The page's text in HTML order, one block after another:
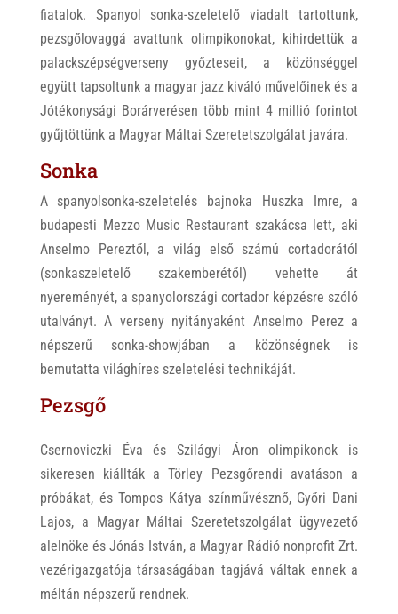
fiatalok. Spanyol sonka-szeletelő viadalt tartottunk,
pezsgőlovaggá avattunk olimpikonokat, kihirdettük a
palackszépségverseny győzteseit, a közönséggel
együtt tapsoltunk a magyar jazz kiváló művelőinek és a
Jótékonysági Borárverésen több mint 4 millió forintot
gyűjtöttünk a Magyar Máltai Szeretetszolgálat javára.
Sonka
A spanyolsonka-szeletelés bajnoka Huszka Imre, a
budapesti Mezzo Music Restaurant szakácsa lett, aki
Anselmo Pereztől, a világ első számú cortadorától
(sonkaszeletelő szakemberétől) vehette át
nyereményét, a spanyolországi cortador képzésre szóló
utalványt. A verseny nyitányaként Anselmo Perez a
népszerű sonka-showjában a közönségnek is
bemutatta világhíres szeletelési technikáját.
Pezsgő
Csernoviczki Éva és Szilágyi Áron olimpikonok is
sikeresen kiállták a Törley Pezsgőrendi avatáson a
próbákat, és Tompos Kátya színművésznő, Győri Dani
Lajos, a Magyar Máltai Szeretetszolgálat ügyvezető
alelnöke és Jónás István, a Magyar Rádió nonprofit Zrt.
vezérigazgatója társaságában tagjává váltak ennek a
méltán népszerű rendnek.